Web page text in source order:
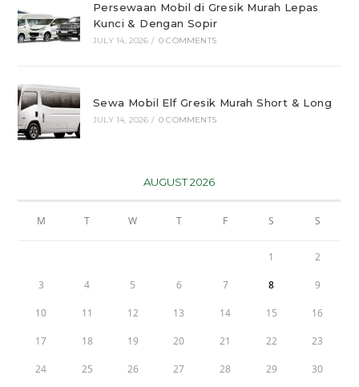
Persewaan Mobil di Gresik Murah Lepas
Kunci & Dengan Sopir
JULY 14, 2026 / 0 COMMENTS
Sewa Mobil Elf Gresik Murah Short & Long
JULY 14, 2026 / 0 COMMENTS
AUGUST 2026
M T W T F S S
1 2
3 4 5 6 7 8 9
10 11 12 13 14 15 16
17 18 19 20 21 22 23
24 25 26 27 28 29 30